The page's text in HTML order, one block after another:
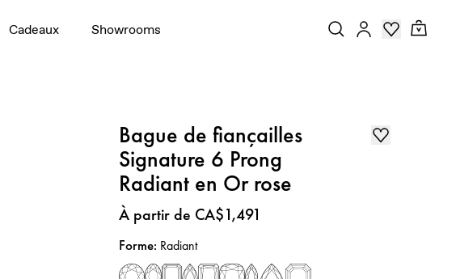
Cadeaux Showrooms
Bague de fiançailles
Signature 6 Prong
Radiant en Or rose
Prix:
À partir de CA$1,491
Forme: Radiant